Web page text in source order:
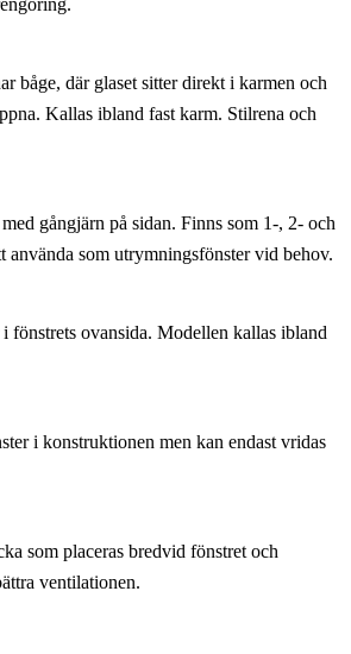
båge, där glaset sitter direkt i karmen och
Kallas ibland fast karm. Stilrena och
gångjärn på sidan. Finns som 1-, 2- och
använda som utrymningsfönster vid behov.
fönstrets ovansida. Modellen kallas ibland
i konstruktionen men kan endast vridas
som placeras bredvid fönstret och
ventilationen.